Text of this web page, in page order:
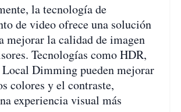
la tecnología de
de video ofrece una solución
mejorar la calidad de imagen
Tecnologías como HDR,
Dimming pueden mejorar
colores y el contraste,
experiencia visual más